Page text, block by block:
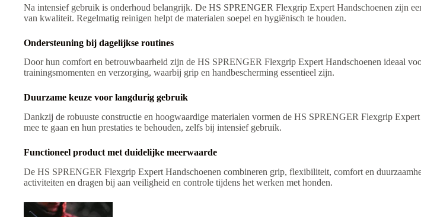
Na intensief gebruik is onderhoud belangrijk. De HS SPRENGER Flexgrip Expert Handschoenen zijn
van kwaliteit. Regelmatig reinigen helpt de materialen soepel en hygiënisch te houden.
Ondersteuning bij dagelijkse routines
Door hun comfort en betrouwbaarheid zijn de HS SPRENGER Flexgrip Expert Handschoenen ideaal
trainingsmomenten en verzorging, waarbij grip en handbescherming essentieel zijn.
Duurzame keuze voor langdurig gebruik
Dankzij de robuuste constructie en hoogwaardige materialen vormen de HS SPRENGER Flexgrip
mee te gaan en hun prestaties te behouden, zelfs bij intensief gebruik.
Functioneel product met duidelijke meerwaarde
De HS SPRENGER Flexgrip Expert Handschoenen combineren grip, flexibiliteit, comfort en
activiteiten en dragen bij aan veiligheid en controle tijdens het werken met honden.